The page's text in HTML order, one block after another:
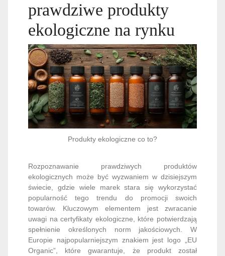
prawdziwe produkty
ekologiczne na rynku
Produkty ekologiczne co to?
Rozpoznawanie prawdziwych produktów
ekologicznych może być wyzwaniem w dzisiejszym
świecie, gdzie wiele marek stara się wykorzystać
popularność tego trendu do promocji swoich
towarów. Kluczowym elementem jest zwracanie
uwagi na certyfikaty ekologiczne, które potwierdzają
spełnienie określonych norm jakościowych. W
Europie najpopularniejszym znakiem jest logo „EU
Organic”, które gwarantuje, że produkt został